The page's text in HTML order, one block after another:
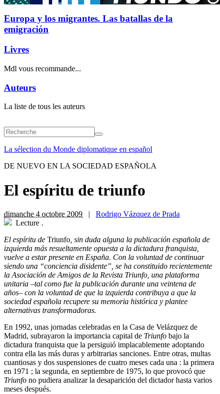
Europa y los migrantes. Las batallas de la
emigración
Livres
Mdl vous recommande...
Auteurs
La liste de tous les auteurs
La sélection du Monde diplomatique en español
DE NUEVO EN LA SOCIEDAD ESPAÑOLA
El espíritu de triunfo
dimanche 4 octobre 2009 | Rodrigo Vázquez de Prada
Lecture .
El espíritu de Triunfo , sin duda alguna la publicación española de
izquierda más resueltamente opuesta a la dictadura franquista,
vuelve a estar presente en España. Con la voluntad de continuar
siendo una “conciencia disidente”, se ha constituido recientemente
la Asociación de Amigos de la Revista Triunfo, una plataforma
unitaria –tal como fue la publicación durante una veintena de
años– con la voluntad de que la izquierda contribuya a que la
sociedad española recupere su memoria histórica y plantee
alternativas transformadoras.
En 1992, unas jornadas celebradas en la Casa de Velázquez de
Madrid, subrayaron la importancia capital de Triunfo bajo la
dictadura franquista que la persiguió implacablemente adoptando
contra ella las más duras y arbitrarias sanciones. Entre otras, multas
cuantiosas y dos suspensiones de cuatro meses cada una : la primera
en 1971 ; la segunda, en septiembre de 1975, lo que provocó que
Triunfo no pudiera analizar la desaparición del dictador hasta varios
meses después.